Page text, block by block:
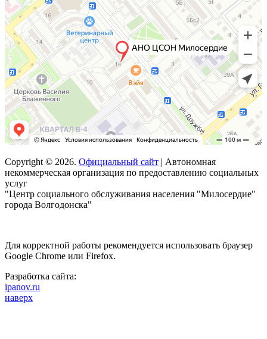
Copyright © 2026. Официальный сайт | Автономная
некоммерческая организация по предоставлению социальных
услуг
"Центр социального обслуживания населения "Милосердие"
города Волгодонска"
Для корректной работы рекомендуется использовать браузер
Google Chrome или Firefox.
Разработка сайта:
ipanov.ru
наверх